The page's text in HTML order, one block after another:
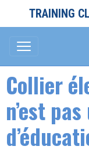
TRAINING
Collier
n’est